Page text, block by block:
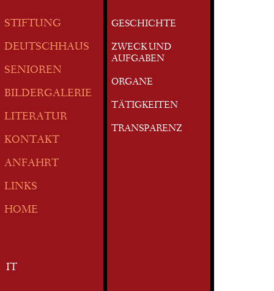
STIFTUNG
DEUTSCHHAUS
SENIOREN
BILDERGALERIE
LITERATUR
KONTAKT
ANFAHRT
LINKS
HOME
IT
GESCHICHTE
ZWECK UND
AUFGABEN
ORGANE
TÄTIGKEITEN
TRANSPARENZ